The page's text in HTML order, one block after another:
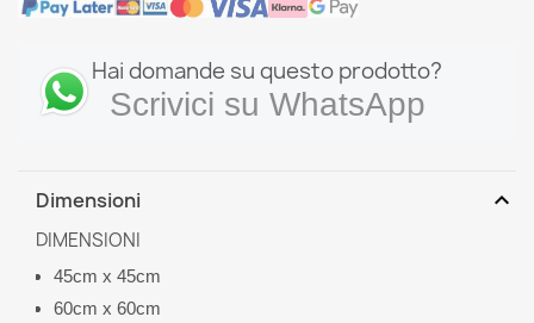
Hai domande su questo prodotto?
Scrivici su WhatsApp
Dimensioni expand_more
DIMENSIONI
45cm x 45cm
60cm x 60cm